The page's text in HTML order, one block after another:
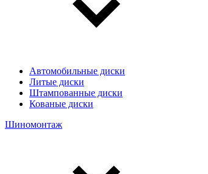
Автомобильные диски
Литые диски
Штампованные диски
Кованые диски
Шиномонтаж